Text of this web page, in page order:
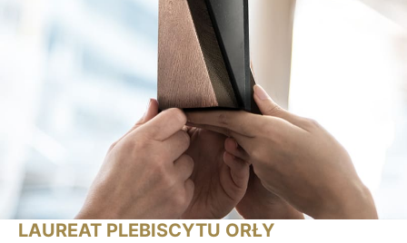
LAUREAT PLEBISCYTU ORŁY